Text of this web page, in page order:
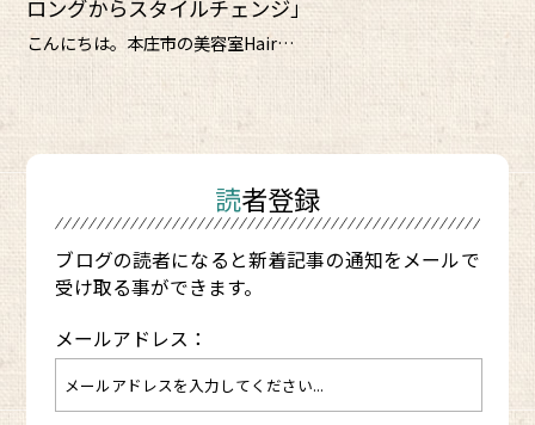
ロングからスタイルチェンジ」
こんにちは。本庄市の美容室Hair…
読者登録
ブログの読者になると新着記事の通知をメールで
受け取る事ができます。
メールアドレス：